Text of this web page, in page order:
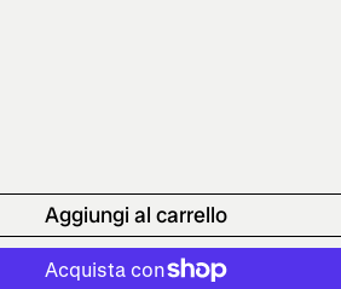
Aggiungi al carrello